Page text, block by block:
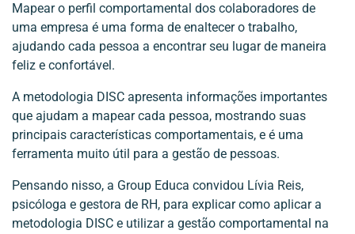
Mapear o perfil comportamental dos colaboradores de
uma empresa é uma forma de enaltecer o trabalho,
ajudando cada pessoa a encontrar seu lugar de maneira
feliz e confortável.
A metodologia DISC apresenta informações importantes
que ajudam a mapear cada pessoa, mostrando suas
principais características comportamentais, e é uma
ferramenta muito útil para a gestão de pessoas.
Pensando nisso, a Group Educa convidou Lívia Reis,
psicóloga e gestora de RH, para explicar como aplicar a
metodologia DISC e utilizar a gestão comportamental na